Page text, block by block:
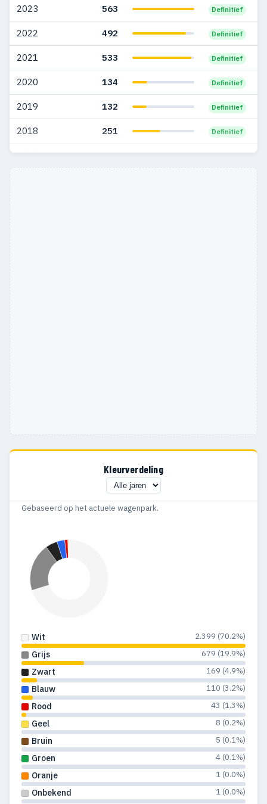
2005 20 8
2004 27 4
2003 11 4
2002 5 —
2023 563 Definitief
2022 492 Definitief
2021 533 Definitief
2020 134 Definitief
2019 132 Definitief
2018 251 Definitief
2017 197
Kleurverdeling
Gebaseerd op het actuele wagenpark.
Wit 2.399 (70.2%)
Grijs 679 (19.9%)
Zwart 169 (4.9%)
Blauw 110 (3.2%)
Rood 43 (1.3%)
Geel 8 (0.2%)
Bruin 5 (0.1%)
Groen 4 (0.1%)
Oranje 1 (0.0%)
Onbekend 1 (0.0%)